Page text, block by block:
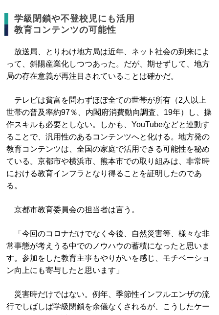
学級閉鎖や不登校児にも活用
教育コンテンツの可能性
放送局、とりわけ地方局は近年、ネット社会の到来によ
って、斜陽産業化しつつあった。だが、期せずして、地方
局の存在意義が再注目されていることは確かだ。
テレビは貧富を問わずほぼ全ての世帯が所有（2人以上
世帯の普及率約97％、内閣府消費動向調査、19年）し、操
作スキルも必要としない。しかも、YouTubeなどと連動す
ることで、汎用性のあるコンテンツへと化ける。地方発の
教育コンテンツは、全国の家庭で活用できる可能性を秘め
ている。京都市や横浜市、熊本市での取り組みは、非常時
における教育インフラとなり得ることを証明したのであ
る。
京都市教育委員会の担当者は言う。
「今回のコロナだけでなく今後、自然災害等、様々な非
常事態が考えうる中でのノウハウの蓄積になったと思いま
す。参加をした教育主事もやりがいを感じ、モチベーショ
ン向上にも寄与したと思います」
災害時だけではない。例年、季節性インフルエンザの流
行でしばしば学級閉鎖を余儀なくされるが、こうしたケー